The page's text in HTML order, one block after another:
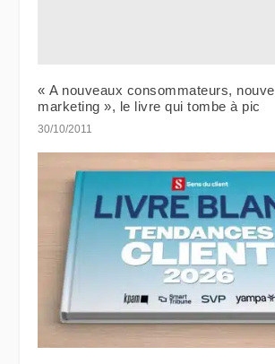
« A nouveaux consommateurs,
marketing », le livre qui tombe à pic
30/10/2011